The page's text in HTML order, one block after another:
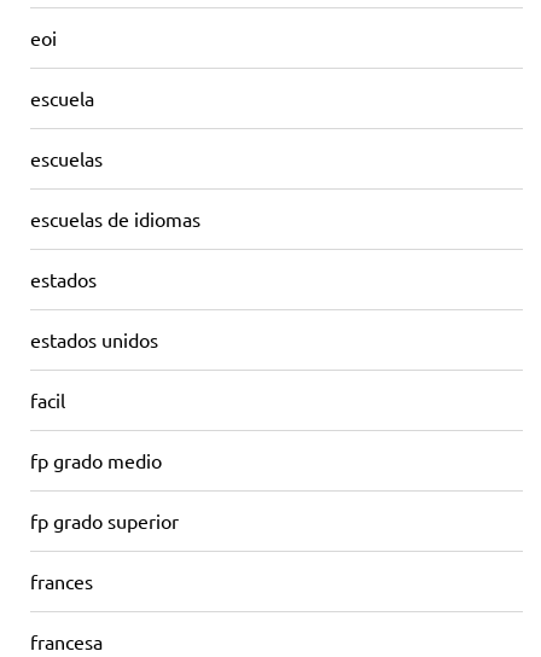
eoi
escuela
escuelas
escuelas de idiomas
estados
estados unidos
facil
fp grado medio
fp grado superior
frances
francesa